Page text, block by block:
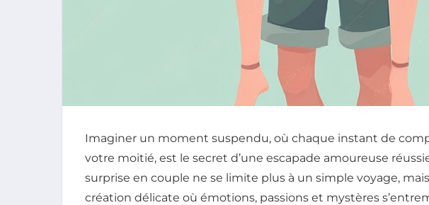
Imaginer un moment suspendu, où chaque instant de
votre moitié, est le secret d’une escapade amoureuse
surprise en couple ne se limite plus à un simple voyage,
création délicate où émotions, passions et mystères